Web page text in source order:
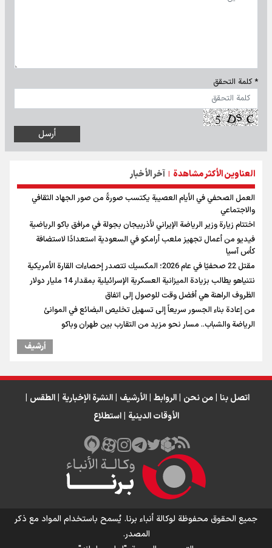
* كلمة التحقق
العناوين الأكثر مشاهدة | آخر الأخبار
العمل الصحفي في الأيام العصيبة يكتسب صورةً من صور الجهاد الثقافي
والاجتماعي
اختتام زيارة وزير الرياضة الإيراني لأذربيجان بجولة في مرافق باكو الرياضية
فيديو من أعمال تجهيز ملعب أرامكو في السعودية استعدادًا لاستضافة
كأس آسيا
مقتل 22 صحفيًا في عام 2026؛ المكسيك تتصدر إحصاءات القارة الأمريكية
نتنياهو يطالب بزيادة الميزانية العسكرية الإسرائيلية بمقدار 14 مليار دولار
الظروف الراهنة هي أفضل وقت للوصول إلى اتفاق
من إعادة بناء الجسور سريعاً إلى تسهيل تخليص البضائع في الموانئ
الرياضة والشباب.. مسار نحو مزيد من التقارب بين طهران وباكو
أرشیف
اتصل بنا من نحن الروابط الأرشيف النشرة الإخبارية الطقس
الأوقات الدينية استطلاع
جميع الحقوق محفوظة لوكالة أنباء برنا. يُسمح باستخدام المواد مع ذكر
المصدر.